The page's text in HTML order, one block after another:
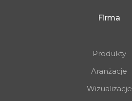
Firma
Produkty
Aranżacje
Wizualizacje